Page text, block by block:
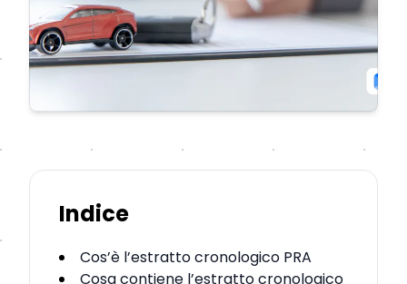
Indice
Cos’è l’estratto cronologico PRA
Cosa contiene l’estratto cronologico